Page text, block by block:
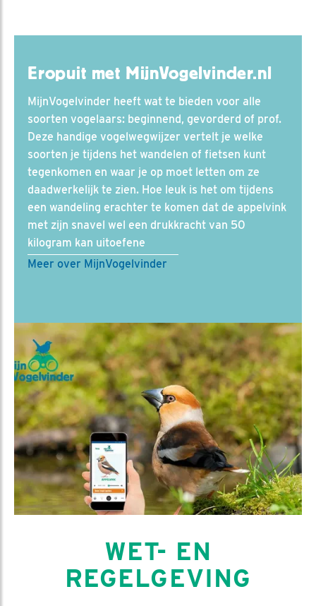
Eropuit met MijnVogelvinder.nl
MijnVogelvinder heeft wat te bieden voor alle
soorten vogelaars: beginnend, gevorderd of prof.
Deze handige vogelwegwijzer vertelt je welke
soorten je tijdens het wandelen of fietsen kunt
tegenkomen en waar je op moet letten om ze
daadwerkelijk te zien. Hoe leuk is het om tijdens
een wandeling erachter te komen dat de appelvink
met zijn snavel wel een drukkracht van 50
kilogram kan uitoefene
Meer over MijnVogelvinder
WET- EN
REGELGEVING